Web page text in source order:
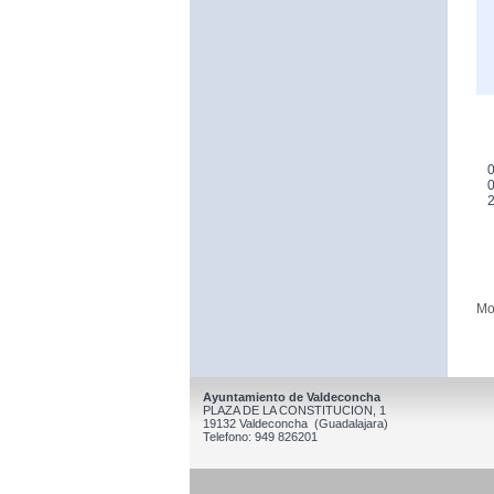
Ayuntamiento de Valdeconcha
PLAZA DE LA CONSTITUCION, 1
19132 Valdeconcha (Guadalajara)
Telefono: 949 826201